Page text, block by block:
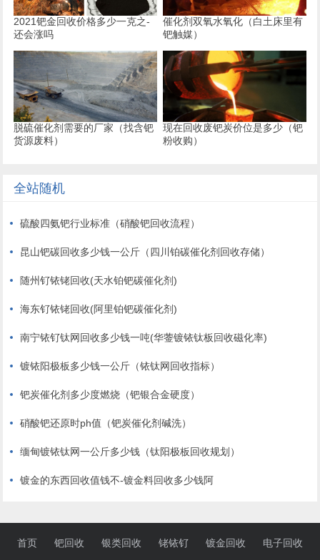
2021钯金回收价格多少一克之-
还会涨吗
催化剂双氧水氧化（白土床里有
钯触媒）
脱硫催化剂需要的厂家（找含钯
货源废料）
现在回收废钯炭价位是多少（钯
粉收购）
全站随机
硫酸四氨钯行业标准（硝酸钯回收流程）
昆山钯碳回收多少钱一公斤（四川铂碳催化剂回收存储）
随州钌铱铑回收(天水铂钯碳催化剂)
海东钌铱铑回收(阿里铂钯碳催化剂)
南宁铱钌钛网回收多少钱一吨(华蓥镀铱钛板回收磁化率)
镀铱阳极板多少钱一公斤（铱钛网回收指标）
钯炭催化剂多少度燃烧（钯银合金硬度）
硝酸钯还原时ph值（钯炭催化剂碱洗）
缅甸镀铱钛网一公斤多少钱（钛阳极板回收规划）
镀金的东西回收值钱不-镀金料回收多少钱阿
首页 钯回收 银类回收 铑铱钌 镀金回收 电子回收